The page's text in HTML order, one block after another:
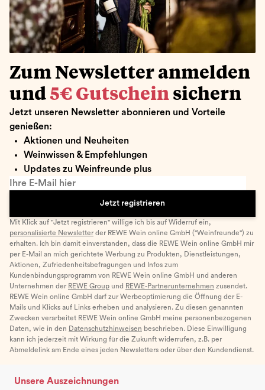
Zum Newsletter anmelden
und 5€ Gutschein sichern
Jetzt unseren Newsletter abonnieren und Vorteile
genießen:
Aktionen und Neuheiten
Weinwissen & Empfehlungen
Updates zu Weinfreunde plus
Ihre E-Mail hier
Jetzt registrieren
Mit Klick auf "Jetzt registrieren" willige ich bis auf Widerruf ein,
personalisierte Newsletter der REWE Wein online GmbH ("Weinfreunde") zu
erhalten. Ich bin damit einverstanden, dass die REWE Wein online GmbH mir
per E-Mail an mich gerichtete Werbung zu Produkten, Dienstleistungen,
Aktionen, Zufriedenheitsbefragungen und Infos zum
Kundenbindungsprogramm von REWE Wein online GmbH und anderen
Unternehmen der REWE Group und REWE-Partnerunternehmen zusendet.
REWE Wein online GmbH darf zur Werbeoptimierung die Öffnung der E-
Mails und Klicks auf Links erheben und analysieren. Zu diesen genannten
Zwecken verarbeitet REWE Wein online GmbH meine personenbezogenen
Daten, wie in den Datenschutzhinweisen beschrieben. Diese Einwilligung
kann ich jederzeit mit Wirkung für die Zukunft widerrufen, z.B. per
Abmeldelink am Ende eines jeden Newsletters oder über den Kundendienst.
Unsere Auszeichnungen